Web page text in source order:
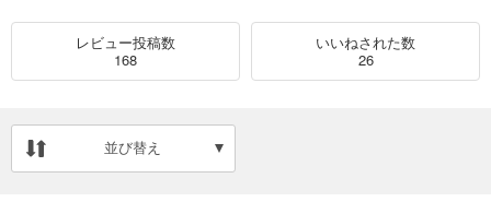
レビュー投稿数
168
いいねされた数
26
並び替え